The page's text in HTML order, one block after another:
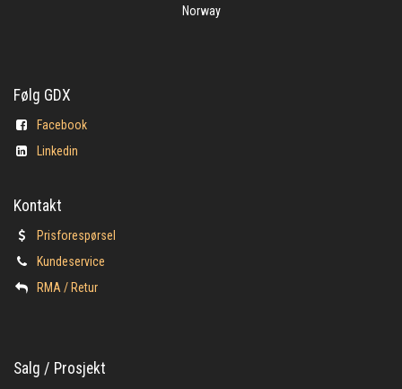
Norway
Følg GDX
Facebook
Linkedin
Kontakt
Prisforespørsel
Kundeservice
​RMA / Retur
Salg / Prosjekt